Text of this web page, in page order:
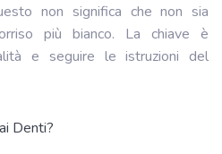
non significa che non sia
più bianco. La chiave è
e seguire le istruzioni del
Denti?